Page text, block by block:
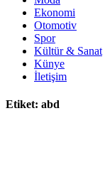
Ekonomi
Otomotiv
Spor
Kültür & Sanat
Künye
İletişim
Etiket: abd